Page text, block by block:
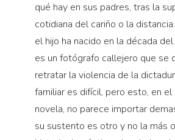
qué hay en sus padres, tras la
cotidiana del cariño o la
el hijo ha nacido en la década
es un fotógrafo callejero que se
retratar la violencia de la
familiar es difícil, pero esto, en el
novela, no parece importar
su sustento es otro y no la más